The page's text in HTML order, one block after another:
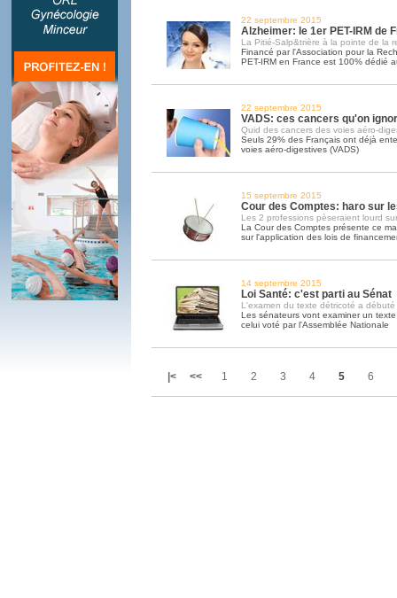
22 septembre 2015
Alzheimer: le 1er PET-IRM de
La Pitié-Salp&trière à la pointe de la
Financé par l'Association pour la
PET-IRM en France est 100% dédié
22 septembre 2015
VADS: ces cancers qu'on
Quid des cancers des voies aéro-
Seuls 29% des Français ont déjà
voies aéro-digestives (VADS)
15 septembre 2015
Cour des Comptes: haro sur
Les 2 professions pèseraient lourd
La Cour des Comptes présente ce
sur l'application des lois de
14 septembre 2015
Loi Santé: c'est parti au Sénat
L'examen du texte détricoté a débuté
Les sénateurs vont examiner un
celui voté par l'Assemblée Nationale
|< << 1 2 3 4 5 6